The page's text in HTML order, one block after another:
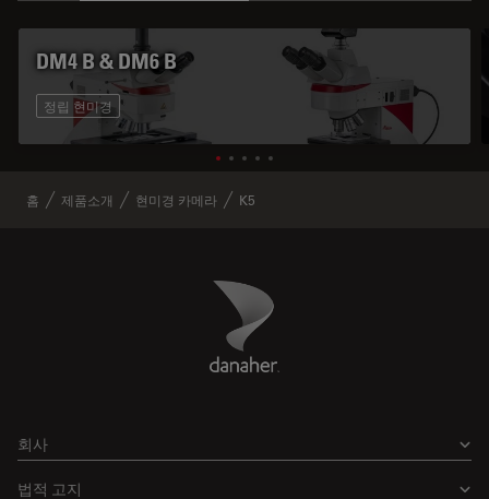
DM4 B & DM6 B
정립 현미경
홈 제품소개 현미경 카메라 K5
Danaher Logo
회사
법적 고지